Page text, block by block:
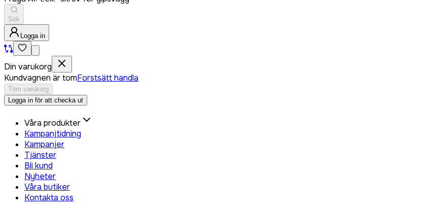
Sök
Logga in
Din varukorg
Kundvagnen är tomForstsätt handla
Töm varukorg
Logga in för att checka ut
Våra produkter
Kampanjtidning
Kampanjer
Tjänster
Bli kund
Nyheter
Våra butiker
Kontakta oss